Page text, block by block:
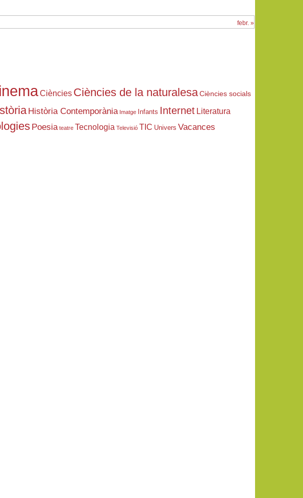
febr. »
Ciències Ciències de la naturalesaCiències socials
Història Contemporània Imatge Infants Internet Literatura
Poesia teatre Tecnologia Televisió TIC Univers Vacances